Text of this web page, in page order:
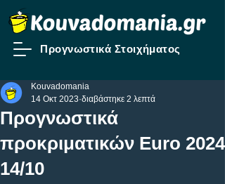
Προγνωστικά Στοιχήματος
Προγνωστικά
προκριματικών Euro 2024
14/10
Kouvadomania
14 Οκτ 2023 διαβάστηκε 2 λεπτά